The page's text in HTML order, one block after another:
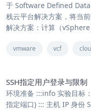
于 Software Defined Data
栈云平台解决方案，将当
解决方案：计算（
vmware vcf
SSH指定用户登录与限制
环境准备 :::info 实验目标
指定端口) ::: 主机 IP 身份